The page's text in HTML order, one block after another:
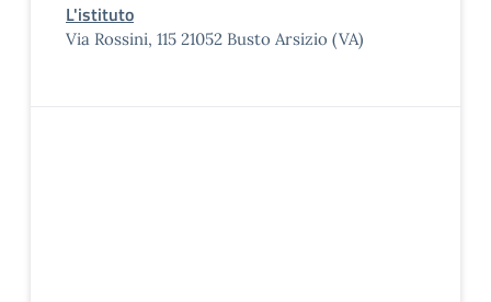
L'istituto
Via Rossini, 115 21052 Busto Arsizio (VA)